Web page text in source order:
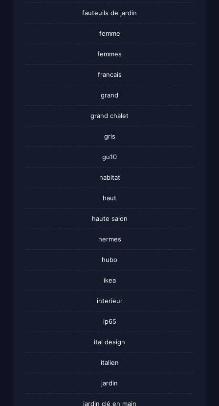
fauteuils de jardin
femme
femmes
francais
grand
grand chalet
gris
gu10
habitat
haut
haute salon
hermes
hubo
ikea
interieur
ip65
ital design
italien
jardin
jardin clé en main